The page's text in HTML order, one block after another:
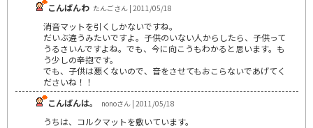
こんばんわ たんごさん | 2011/05/18
消音マットを引くしかないですね。
だいぶ違うみたいですよ。子供のいない人からしたら、子供って
うるさいんですよね。でも、今に向こうもわかると思います。も
う少しの辛抱です。
でも、子供は悪くないので、音をさせてもおこらないであげてく
ださいね！！
こんばんは。
nonoさん | 2011/05/18
うちは、コルクマットを敷いています。